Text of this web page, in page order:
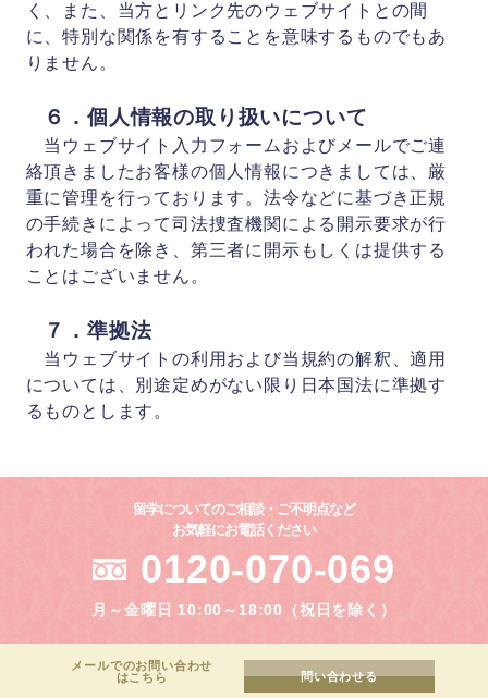
く、また、当方とリンク先のウェブサイトとの間
に、特別な関係を有することを意味するものでもあ
りません。
６．個人情報の取り扱いについて
当ウェブサイト入力フォームおよびメールでご連
絡頂きましたお客様の個人情報につきましては、厳
重に管理を行っております。法令などに基づき正規
の手続きによって司法捜査機関による開示要求が行
われた場合を除き、第三者に開示もしくは提供する
ことはございません。
７．準拠法
当ウェブサイトの利用および当規約の解釈、適用
については、別途定めがない限り日本国法に準拠す
るものとします。
留学についてのご相談・ご不明点など
お気軽にお電話ください
0120-070-069
月～金曜日 10:00～18:00（祝日を除く）
メールでのお問い合わせ
はこちら
問い合わせる